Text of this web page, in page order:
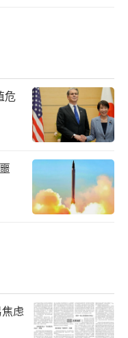
危
虑